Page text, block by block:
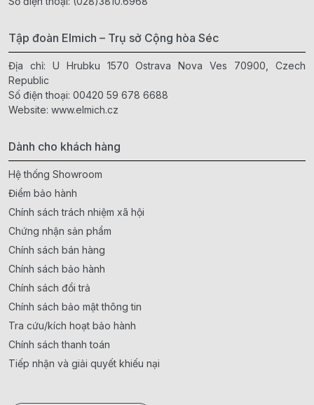
Tập đoàn Elmich – Trụ sở Cộng hòa Séc
Địa chỉ: U Hrubku 1570 Ostrava Nova Ves 70900, Czech
Republic
Số điện thoại: 00420 59 678 6688
Website: www.elmich.cz
Dành cho khách hàng
Hệ thống Showroom
Điểm bảo hành
Chính sách trách nhiệm xã hội
Chứng nhận sản phẩm
Chính sách bán hàng
Chính sách bảo hành
Chính sách đổi trả
Chính sách bảo mật thông tin
Tra cứu/kích hoạt bảo hành
Chính sách thanh toán
Tiếp nhận và giải quyết khiếu nại